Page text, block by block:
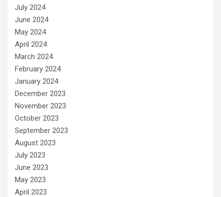
July 2024
June 2024
May 2024
April 2024
March 2024
February 2024
January 2024
December 2023
November 2023
October 2023
September 2023
August 2023
July 2023
June 2023
May 2023
April 2023